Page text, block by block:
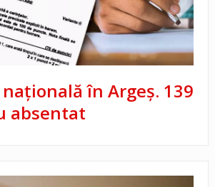
în Argeș. 139
absentat